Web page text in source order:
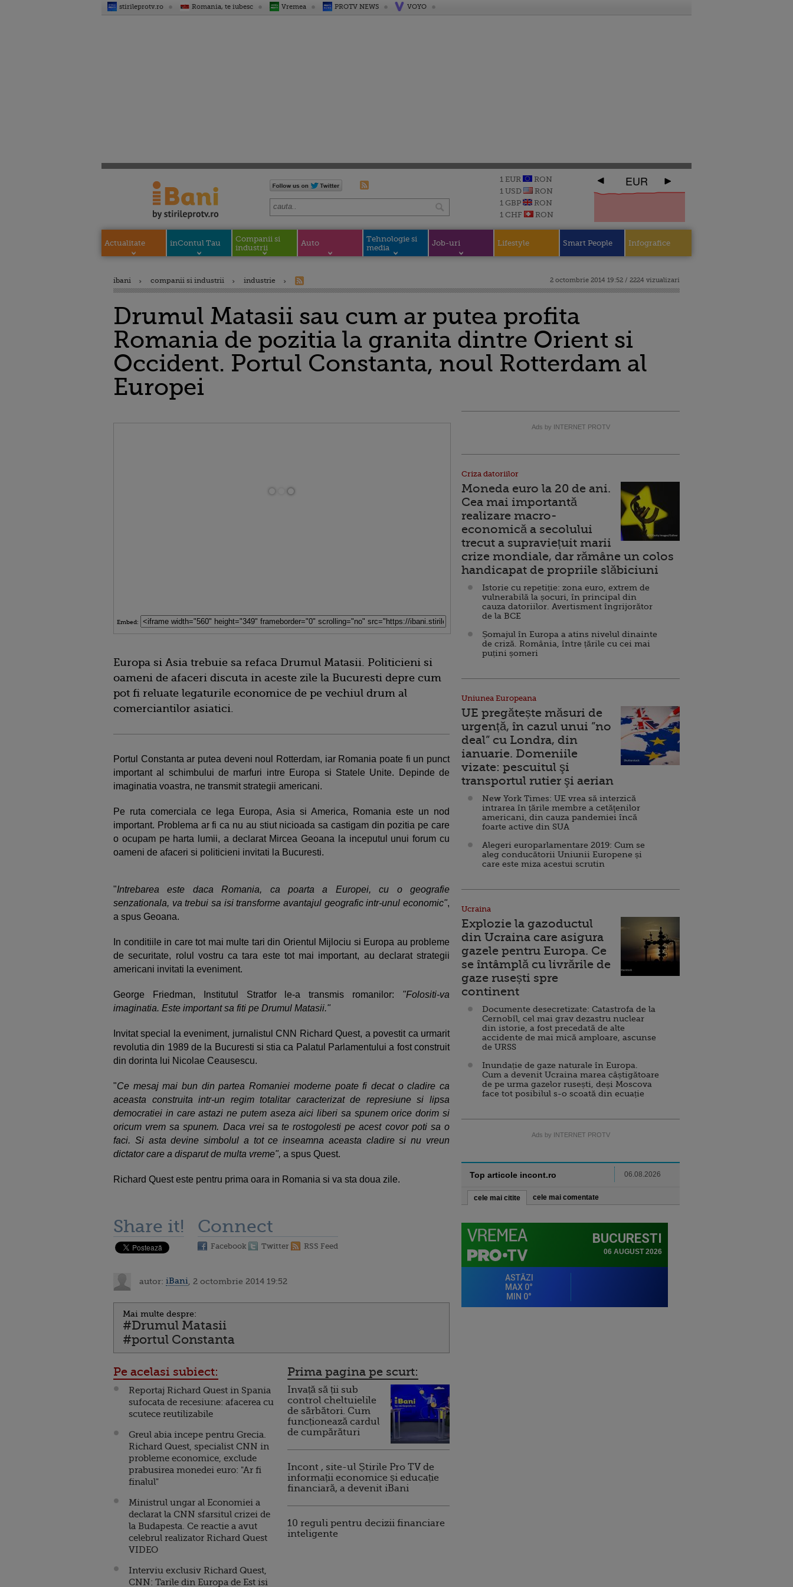
stirileprotv.ro Romania, te iubesc Vremea PROTV NEWS VOYO
1 EUR
RON
1 USD
RON
1 GBP
RON
1 CHF
RON
EUR
Actualitate inContul Tau
Companii si
industrii
Auto
Tehnologie si
media
Job-uri Lifestyle Smart People Infografice
ibani companii si industrii industrie 2 octombrie 2014 19:52 / 2224 vizualizari
Drumul Matasii sau cum ar putea profita
Romania de pozitia la granita dintre Orient si
Occident. Portul Constanta, noul Rotterdam al
Europei
Embed:
Europa si Asia trebuie sa refaca Drumul Matasii. Politicieni si
oameni de afaceri discuta in aceste zile la Bucuresti depre cum
pot fi reluate legaturile economice de pe vechiul drum al
comerciantilor asiatici.
Portul Constanta ar putea deveni noul Rotterdam, iar Romania poate fi un punct
important al schimbului de marfuri intre Europa si Statele Unite. Depinde de
imaginatia voastra, ne transmit strategii americani.
Pe ruta comerciala ce lega Europa, Asia si America, Romania este un nod
important. Problema ar fi ca nu au stiut nicioada sa castigam din pozitia pe care
o ocupam pe harta lumii, a declarat Mircea Geoana la inceputul unui forum cu
oameni de afaceri si politicieni invitati la Bucuresti.
"Intrebarea este daca Romania, ca poarta a Europei, cu o geografie
senzationala, va trebui sa isi transforme avantajul geografic intr-unul economic",
a spus Geoana.
In conditiile in care tot mai multe tari din Orientul Mijlociu si Europa au probleme
de securitate, rolul vostru ca tara este tot mai important, au declarat strategii
americani invitati la eveniment.
George Friedman, Institutul Stratfor le-a transmis romanilor: "Folositi-va
imaginatia. Este important sa fiti pe Drumul Matasii."
Invitat special la eveniment, jurnalistul CNN Richard Quest, a povestit ca urmarit
revolutia din 1989 de la Bucuresti si stia ca Palatul Parlamentului a fost construit
din dorinta lui Nicolae Ceausescu.
"Ce mesaj mai bun din partea Romaniei moderne poate fi decat o cladire ca
aceasta construita intr-un regim totalitar caracterizat de represiune si lipsa
democratiei in care astazi ne putem aseza aici liberi sa spunem orice dorim si
oricum vrem sa spunem. Daca vrei sa te rostogolesti pe acest covor poti sa o
faci. Si asta devine simbolul a tot ce inseamna aceasta cladire si nu vreun
dictator care a disparut de multa vreme", a spus Quest.
Richard Quest este pentru prima oara in Romania si va sta doua zile.
Share it! Connect
Facebook Twitter RSS Feed
autor: iBani , 2 octombrie 2014 19:52
Mai multe despre:
#Drumul Matasii
#portul Constanta
Pe acelasi subiect:
Reportaj Richard Quest in Spania
sufocata de recesiune: afacerea cu
scutece reutilizabile
Greul abia incepe pentru Grecia.
Richard Quest, specialist CNN in
probleme economice, exclude
prabusirea monedei euro: "Ar fi
finalul"
Ministrul ungar al Economiei a
declarat la CNN sfarsitul crizei de
la Budapesta. Ce reactie a avut
celebrul realizator Richard Quest
VIDEO
Interviu exclusiv Richard Quest,
CNN: Tarile din Europa de Est isi
Prima pagina pe scurt:
Invață să ții sub
control cheltuielile
de sărbători. Cum
funcționează cardul
de cumpărături
Incont , site-ul Știrile Pro TV de
informații economice și educație
financiară, a devenit iBani
10 reguli pentru decizii financiare
inteligente
Ads by INTERNET PROTV
Criza datoriilor
Moneda euro la 20 de ani.
Cea mai importantă
realizare macro-
economică a secolului
trecut a supraviețuit marii
crize mondiale, dar rămâne un colos
handicapat de propriile slăbiciuni
Istorie cu repetiție: zona euro, extrem de
vulnerabilă la șocuri, în principal din
cauza datoriilor. Avertisment îngrijorător
de la BCE
Șomajul în Europa a atins nivelul dinainte
de criză. România, între țările cu cei mai
puțini șomeri
Uniunea Europeana
UE pregătește măsuri de
urgență, în cazul unui ”no
deal” cu Londra, din
ianuarie. Domeniile
vizate: pescuitul şi
transportul rutier şi aerian
New York Times: UE vrea să interzică
intrarea în țările membre a cetăţenilor
americani, din cauza pandemiei încă
foarte active din SUA
Alegeri europarlamentare 2019: Cum se
aleg conducătorii Uniunii Europene și
care este miza acestui scrutin
Ucraina
Explozie la gazoductul
din Ucraina care asigura
gazele pentru Europa. Ce
se întâmplă cu livrările de
gaze rusești spre
continent
Documente desecretizate: Catastrofa de la
Cernobîl, cel mai grav dezastru nuclear
din istorie, a fost precedată de alte
accidente de mai mică amploare, ascunse
de URSS
Inundație de gaze naturale în Europa.
Cum a devenit Ucraina marea câștigătoare
de pe urma gazelor rusești, deși Moscova
face tot posibilul s-o scoată din ecuație
Ads by INTERNET PROTV
Top articole incont.ro 06.08.2026
cele mai citite cele mai comentate